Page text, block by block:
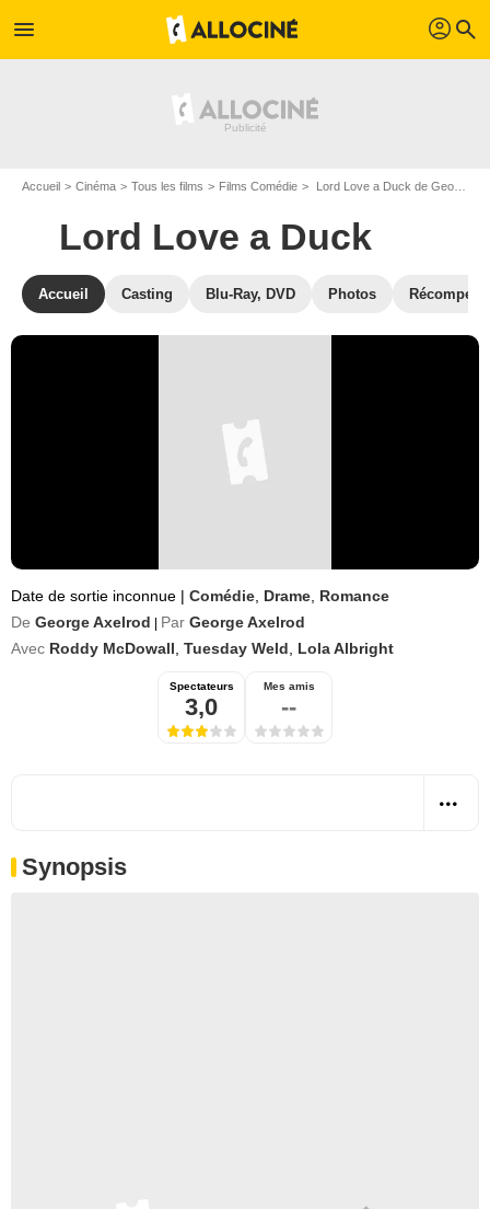
menu profil search
Accueil Cinéma Tous les films Films Comédie Lord Love a Duck de George Axelrod
Lord Love a Duck
Accueil Casting Blu-Ray, DVD Photos
Date de sortie inconnue | Comédie Drame Romance
De George Axelrod Par George Axelrod
Avec Roddy McDowall Tuesday Weld Lola Albright
Spectateurs
3,0
Mes amis
--
Synopsis